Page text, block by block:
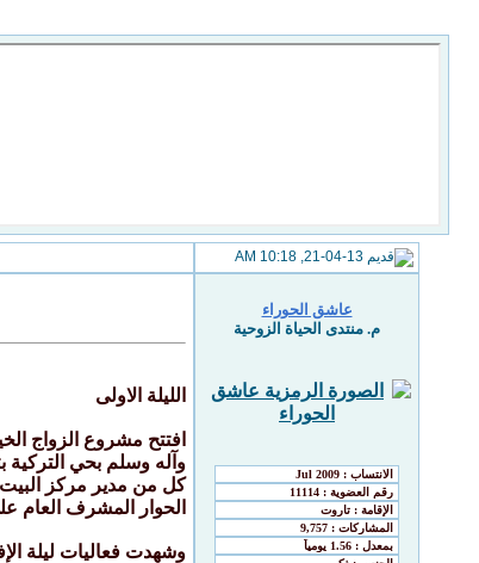
عاشق الحوراء
م. منتدى الحياة الزوحية
الليلة الاولى
وآله وسلم بحي التركية
كل من مدير مركز البيت
الحوار المشرف العام
وشهدت فعاليات ليلة